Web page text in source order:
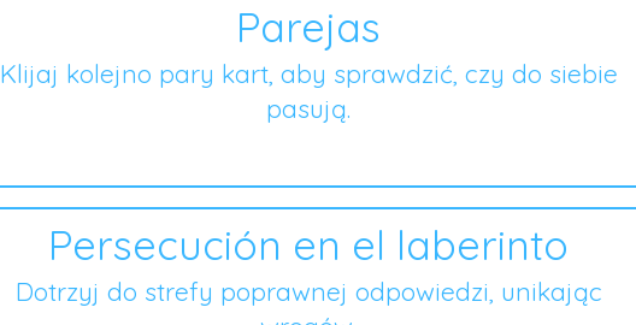
Parejas
Klijaj kolejno pary kart, aby sprawdzić, czy do siebie
pasują.
Persecución en el laberinto
Dotrzyj do strefy poprawnej odpowiedzi, unikając